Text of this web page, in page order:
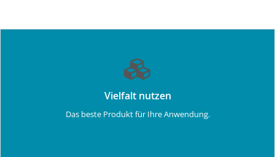
Vielfalt nutzen
Das beste Produkt für Ihre Anwendung.